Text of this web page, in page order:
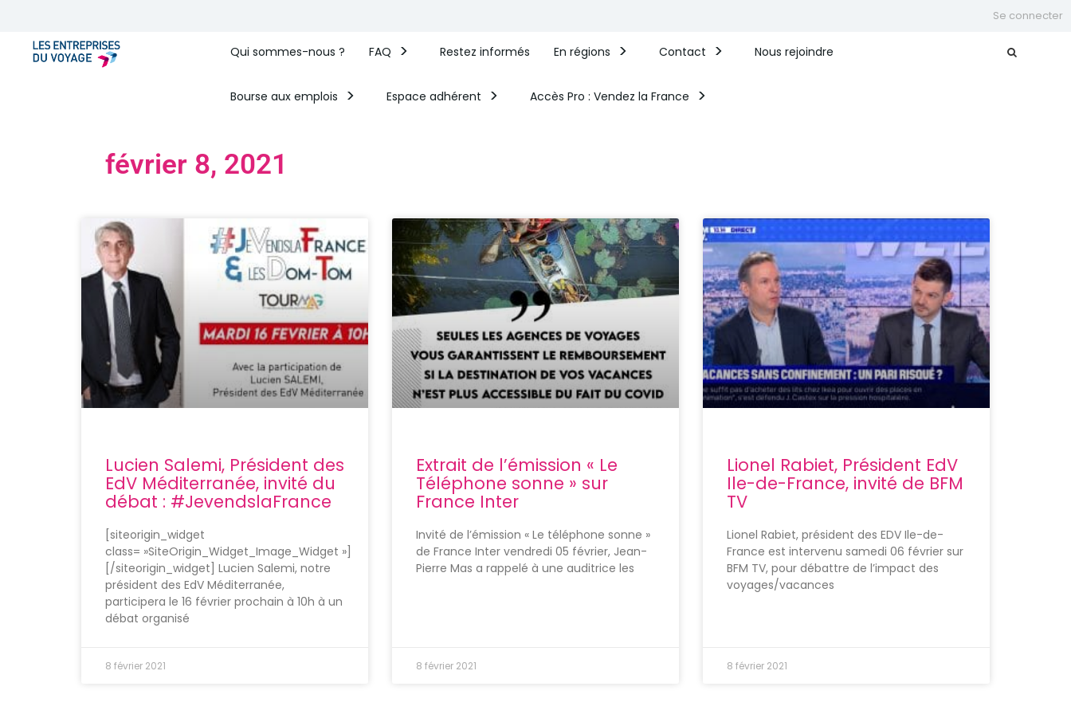
Se connecter
Qui sommes-nous ? FAQ Restez informés En régions Contact Nous rejoindre
Bourse aux emplois Espace adhérent Accès Pro : Vendez la France​
février 8, 2021
Lucien Salemi, Président des
EdV Méditerranée, invité du
débat : #JevendslaFrance
[siteorigin_widget
class= »SiteOrigin_Widget_Image_Widget »]
[/siteorigin_widget] Lucien Salemi, notre
président des EdV Méditerranée,
participera le 16 février prochain à 10h à un
débat organisé
8 février 2021
Extrait de l’émission « Le
Téléphone sonne » sur
France Inter
Invité de l’émission « Le téléphone sonne »
de France Inter vendredi 05 février, Jean-
Pierre Mas a rappelé à une auditrice les
8 février 2021
Lionel Rabiet, Président EdV
Ile-de-France, invité de BFM
TV
Lionel Rabiet, président des EDV Ile-de-
France est intervenu samedi 06 février sur
BFM TV, pour débattre de l’impact des
voyages/vacances
8 février 2021